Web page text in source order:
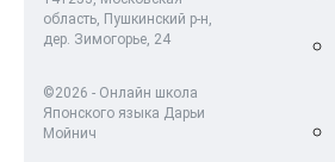
область, Пушкинский р-н,
дер. Зимогорье, 24
©2026 - Онлайн школа
Японского языка Дарьи
Мойнич